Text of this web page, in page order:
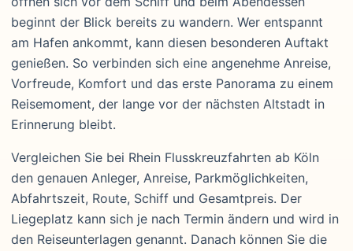
beginnt der Blick bereits zu wandern. Wer entspannt
am Hafen ankommt, kann diesen besonderen Auftakt
genießen. So verbinden sich eine angenehme Anreise,
Vorfreude, Komfort und das erste Panorama zu einem
Reisemoment, der lange vor der nächsten Altstadt in
Erinnerung bleibt.
Vergleichen Sie bei Rhein Flusskreuzfahrten ab Köln
den genauen Anleger, Anreise, Parkmöglichkeiten,
Abfahrtszeit, Route, Schiff und Gesamtpreis. Der
Liegeplatz kann sich je nach Termin ändern und wird in
den Reiseunterlagen genannt. Danach können Sie die